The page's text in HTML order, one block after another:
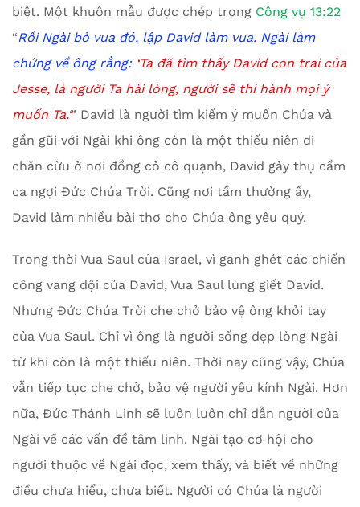
biệt. Một khuôn mẫu được chép trong Công vụ 13:22
“Rồi Ngài bỏ vua đó, lậpDavidlàm vua. Ngài làm
chứng về ông rằng: ‘Ta đã tìm thấy David con trai của
Jesse, là người Ta hài lòng, người sẽ thi hành mọi ý
muốn Ta.‘” David là người tìm kiếm ý muốn Chúa và
gần gũi với Ngài khi ông còn là một thiếu niên đi
chăn cừu ở nơi đồng cỏ cô quạnh, David gảy thụ cầm
ca ngợi Đức Chúa Trời. Cũng nơi tầm thường ấy,
David làm nhiều bài thơ cho Chúa ông yêu quý.
Trong thời Vua Saul của Israel, vì ganh ghét các chiến
công vang dội của David, Vua Saul lùng giết David.
Nhưng Đức Chúa Trời che chở bảo vệ ông khỏi tay
của Vua Saul. Chỉ vì ông là người sống đẹp lòng Ngài
từ khi còn là một thiếu niên. Thời nay cũng vậy, Chúa
vẫn tiếp tục che chở, bảo vệ người yêu kính Ngài. Hơn
nữa, Đức Thánh Linh sẽ luôn luôn chỉ dẫn người của
Ngài về các vấn đề tâm linh. Ngài tạo cơ hội cho
người thuộc về Ngài đọc, xem thấy, và biết về những
điều chưa hiểu, chưa biết. Người có Chúa là người